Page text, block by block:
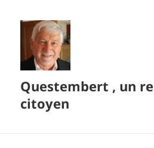
Questembert , un
citoyen